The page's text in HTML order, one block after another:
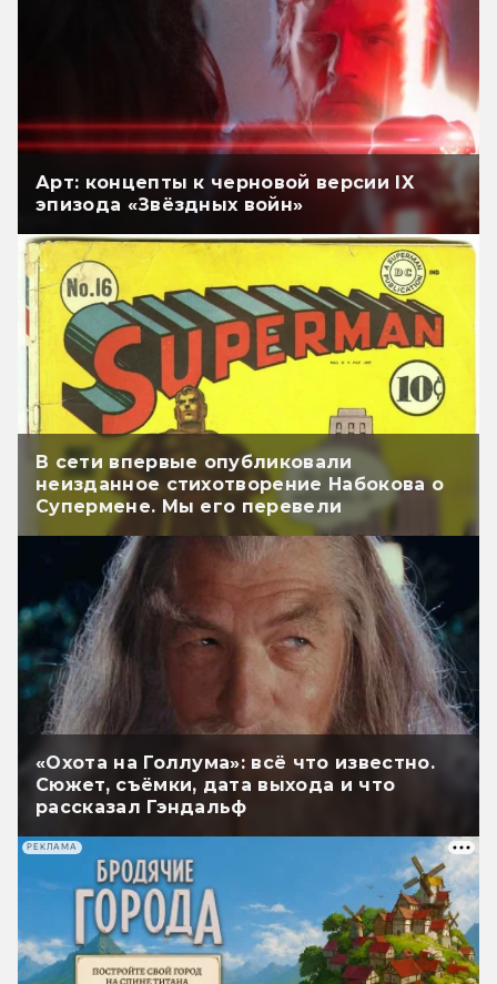
Арт: концепты к черновой версии IX
эпизода «Звёздных войн»
В сети впервые опубликовали
неизданное стихотворение Набокова о
Супермене. Мы его перевели
«Охота на Голлума»: всё что известно.
Сюжет, съёмки, дата выхода и что
рассказал Гэндальф
РЕКЛАМА